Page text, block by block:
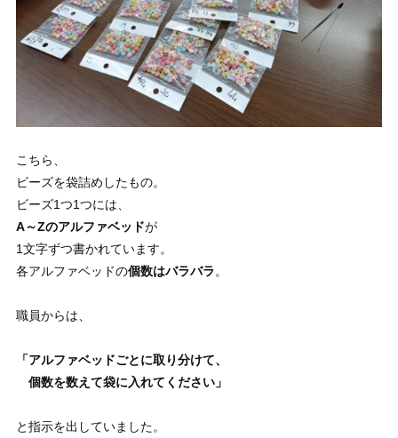
こちら、
ビーズを袋詰めしたもの。
ビーズ1つ1つには、
A～Zのアルファベッドが
1文字ずつ書かれています。
各アルファベッドの個数はバラバラ 。
職員からは、
「アルファベッドごとに取り分けて、
個数を数えて袋に入れてください」
と指示を出していました。